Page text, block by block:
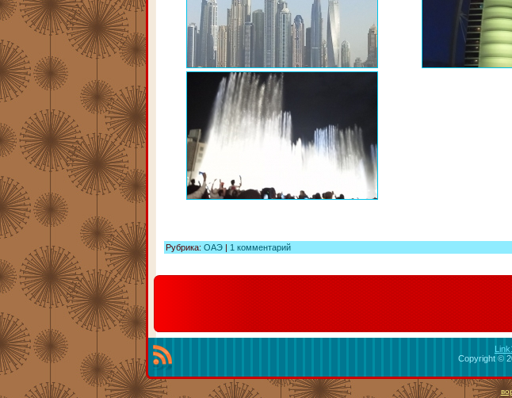
Рубрика: ОАЭ | 1 комментарий
Copyright ©